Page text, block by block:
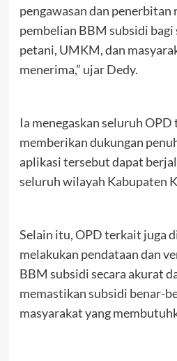
pengawasan dan penerbitan
pembelian BBM subsidi bagi
petani, UMKM, dan
menerima,” ujar Dedy.
Ia menegaskan seluruh OPD
memberikan dukungan
aplikasi tersebut dapat
seluruh wilayah Kabupaten
Selain itu, OPD terkait juga
melakukan pendataan dan
BBM subsidi secara akurat
memastikan subsidi benar-
masyarakat yang